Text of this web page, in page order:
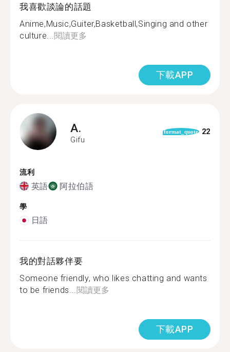
我喜歡談論的話題
Anime,Music,Guiter,Basketball,Singing and other
culture...閱讀更多
下載APP
A.
Gifu
format_quote 22
流利
英語 阿拉伯語
學
日語
我的對話夥伴要
Someone friendly, who likes chatting and wants
to be friends...閱讀更多
下載APP